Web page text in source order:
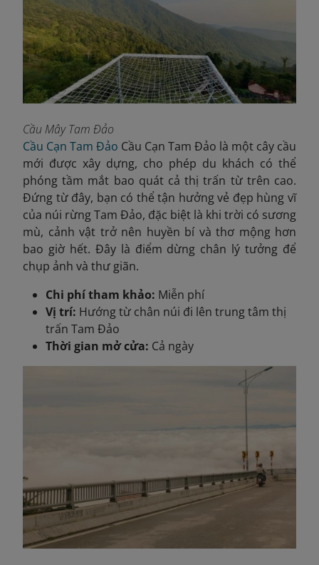
Cầu Mây Tam Đảo
Cầu Cạn Tam Đảo Cầu Cạn Tam Đảo là một cây cầu
mới được xây dựng, cho phép du khách có thể
phóng tầm mắt bao quát cả thị trấn từ trên cao.
Đứng từ đây, bạn có thể tận hưởng vẻ đẹp hùng vĩ
của núi rừng Tam Đảo, đặc biệt là khi trời có sương
mù, cảnh vật trở nên huyền bí và thơ mộng hơn
bao giờ hết. Đây là điểm dừng chân lý tưởng để
chụp ảnh và thư giãn.
Chi phí tham khảo: Miễn phí
Vị trí: Hướng từ chân núi đi lên trung tâm thị
trấn Tam Đảo
Thời gian mở cửa: Cả ngày